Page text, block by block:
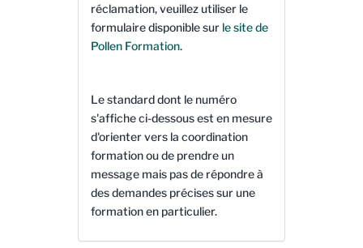
réclamation, veuillez utiliser le
formulaire disponible sur le site de
Pollen Formation.
Le standard dont le numéro
s'affiche ci-dessous est en mesure
d'orienter vers la coordination
formation ou de prendre un
message mais pas de répondre à
des demandes précises sur une
formation en particulier.